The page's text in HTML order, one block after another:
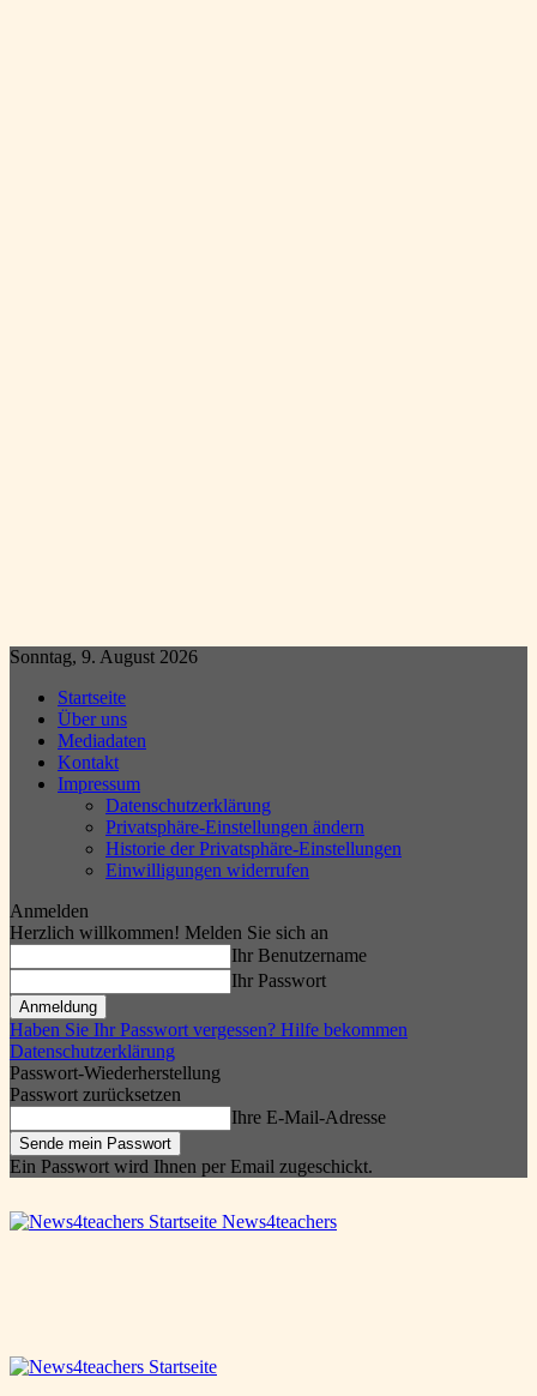
Sonntag, 9. August 2026
Startseite
Über uns
Mediadaten
Kontakt
Impressum
Datenschutzerklärung
Privatsphäre-Einstellungen ändern
Historie der Privatsphäre-Einstellungen
Einwilligungen widerrufen
Anmelden
Herzlich willkommen! Melden Sie sich an
Ihr Benutzername
Ihr Passwort
Haben Sie Ihr Passwort vergessen? Hilfe bekommen
Datenschutzerklärung
Passwort-Wiederherstellung
Passwort zurücksetzen
Ihre E-Mail-Adresse
Ein Passwort wird Ihnen per Email zugeschickt.
News4teachers